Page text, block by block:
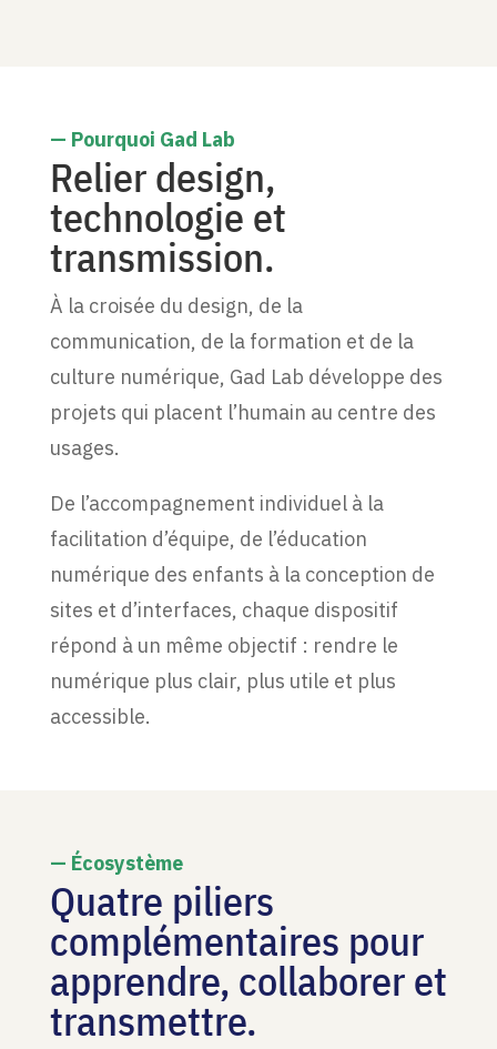
— Pourquoi Gad Lab
Relier design,
technologie et
transmission.
À la croisée du design, de la
communication, de la formation et de la
culture numérique, Gad Lab développe des
projets qui placent l’humain au centre des
usages.
De l’accompagnement individuel à la
facilitation d’équipe, de l’éducation
numérique des enfants à la conception de
sites et d’interfaces, chaque dispositif
répond à un même objectif : rendre le
numérique plus clair, plus utile et plus
accessible.
— Écosystème
Quatre piliers
complémentaires pour
apprendre, collaborer et
transmettre.